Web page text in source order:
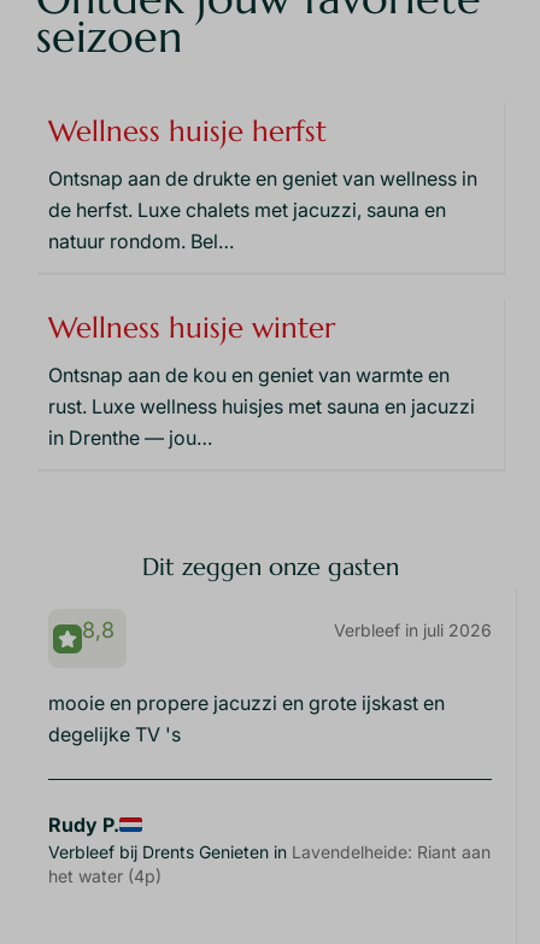
seizoen
Wellness huisje herfst
Ontsnap aan de drukte en geniet van wellness in
de herfst. Luxe chalets met jacuzzi, sauna en
natuur rondom. Bel…
Wellness huisje winter
Ontsnap aan de kou en geniet van warmte en
rust. Luxe wellness huisjes met sauna en jacuzzi
in Drenthe — jou…
Dit zeggen onze gasten
8,8 Verbleef in juli 2026
mooie en propere jacuzzi en grote ijskast en
degelijke TV 's
Rudy P.
Verbleef bij Drents Genieten in Lavendelheide: Riant aan
het water (4p)